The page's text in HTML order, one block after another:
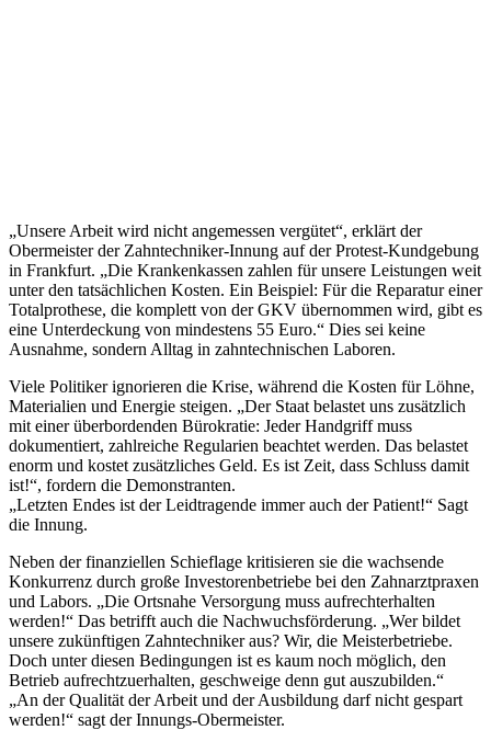
„Unsere Arbeit wird nicht angemessen vergütet“, erklärt der
Obermeister der Zahntechniker-Innung auf der Protest-Kundgebung
in Frankfurt. „Die Krankenkassen zahlen für unsere Leistungen weit
unter den tatsächlichen Kosten. Ein Beispiel: Für die Reparatur einer
Totalprothese, die komplett von der GKV übernommen wird, gibt es
eine Unterdeckung von mindestens 55 Euro.“ Dies sei keine
Ausnahme, sondern Alltag in zahntechnischen Laboren.
Viele Politiker ignorieren die Krise, während die Kosten für Löhne,
Materialien und Energie steigen. „Der Staat belastet uns zusätzlich
mit einer überbordenden Bürokratie: Jeder Handgriff muss
dokumentiert, zahlreiche Regularien beachtet werden. Das belastet
enorm und kostet zusätzliches Geld. Es ist Zeit, dass Schluss damit
ist!“, fordern die Demonstranten.
„Letzten Endes ist der Leidtragende immer auch der Patient!“ Sagt
die Innung.
Neben der finanziellen Schieflage kritisieren sie die wachsende
Konkurrenz durch große Investorenbetriebe bei den Zahnarztpraxen
und Labors. „Die Ortsnahe Versorgung muss aufrechterhalten
werden!“ Das betrifft auch die Nachwuchsförderung. „Wer bildet
unsere zukünftigen Zahntechniker aus? Wir, die Meisterbetriebe.
Doch unter diesen Bedingungen ist es kaum noch möglich, den
Betrieb aufrechtzuerhalten, geschweige denn gut auszubilden.“
„An der Qualität der Arbeit und der Ausbildung darf nicht gespart
werden!“ sagt der Innungs-Obermeister.